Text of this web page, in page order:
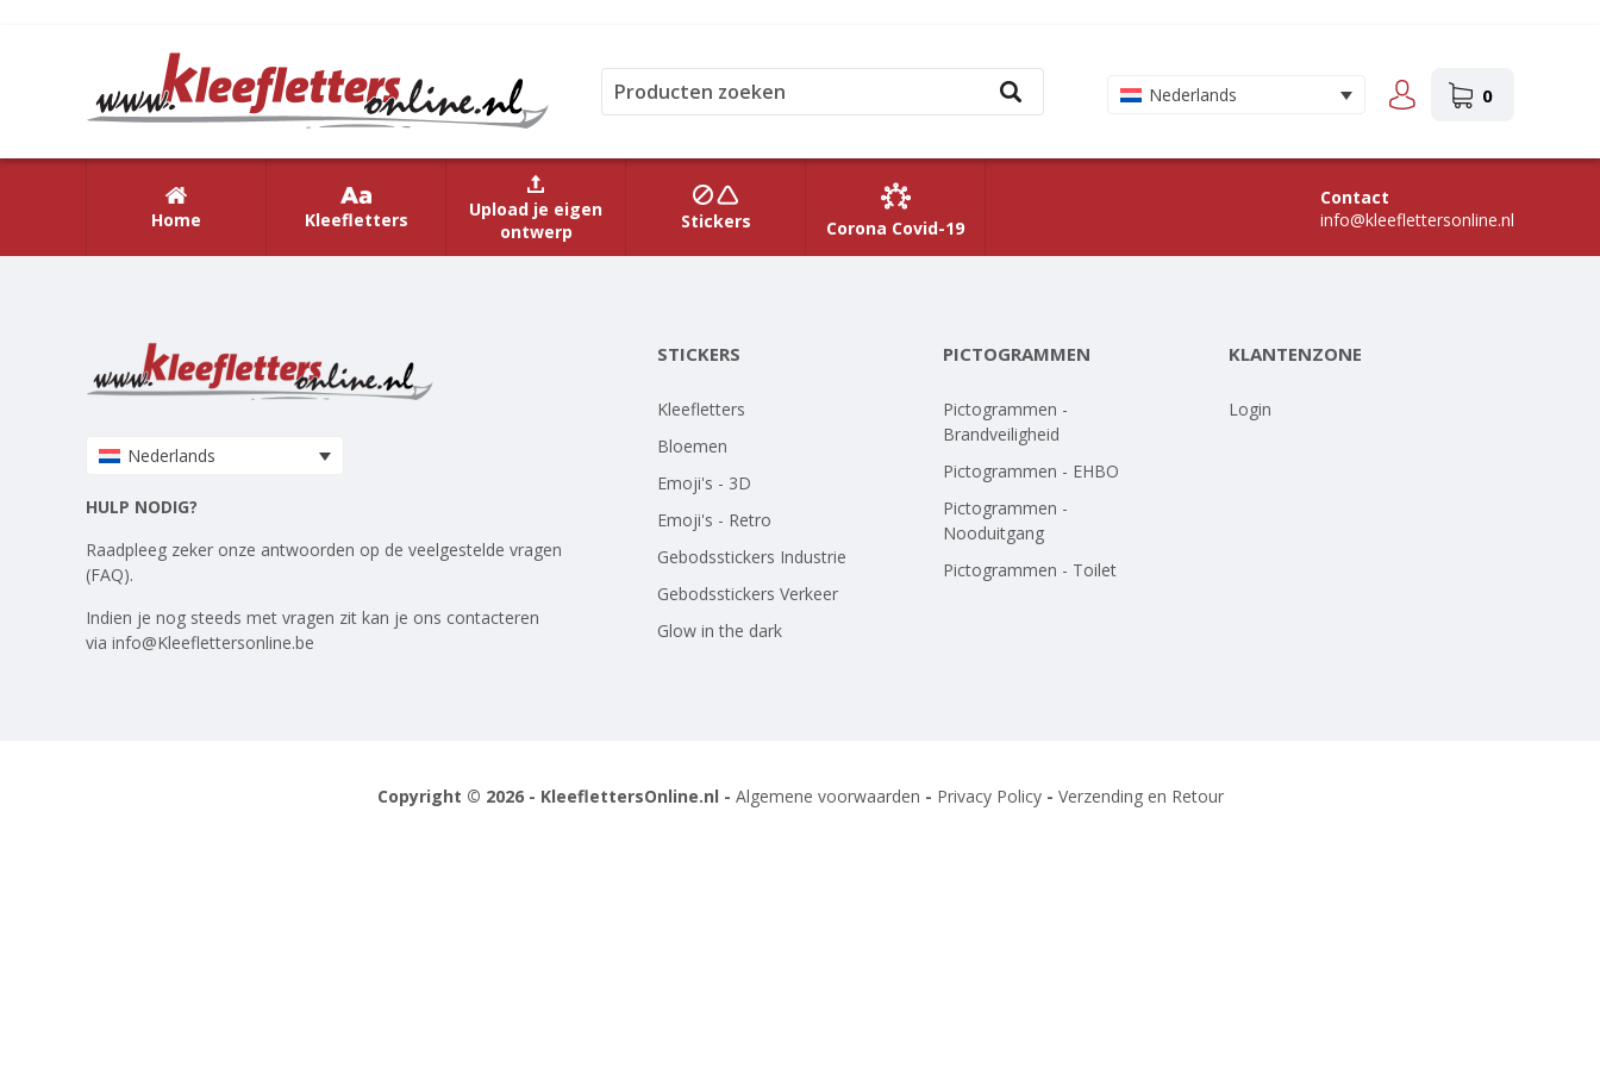
Nederlands 0
Home Kleefletters
Upload je eigen
ontwerp
Stickers Corona Covid-19
Contact
info@kleeflettersonline.nl
Nederlands
HULP NODIG?
Raadpleeg zeker onze antwoorden op de veelgestelde vragen
(FAQ).
Indien je nog steeds met vragen zit kan je ons contacteren
via info@Kleeflettersonline.be
STICKERS
Kleefletters
Bloemen
Emoji's - 3D
Emoji's - Retro
Gebodsstickers Industrie
Gebodsstickers Verkeer
Glow in the dark
PICTOGRAMMEN
Pictogrammen -
Brandveiligheid
Pictogrammen - EHBO
Pictogrammen -
Nooduitgang
Pictogrammen - Toilet
KLANTENZONE
Login
Copyright © 2026 - KleeflettersOnline.nl - Algemene voorwaarden - Privacy Policy- Verzending en Retour